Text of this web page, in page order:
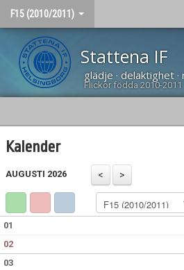
F15 (2010/2011)
Stattena IF
glädje · delaktighet
Flickor födda 2010-2011
HEM
NYHETER
BILDGALLERI
KONTAKT
Kalender
AUGUSTI 2026
01
02
03